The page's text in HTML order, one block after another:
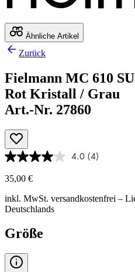
Ähnliche Artikel
Zurück
Fielmann MC 610
Rot Kristall / Grau
Art.-Nr. 27860
4.0 (4)
35,00 €
inkl. MwSt. versandkostenfrei –
Deutschlands
Größe